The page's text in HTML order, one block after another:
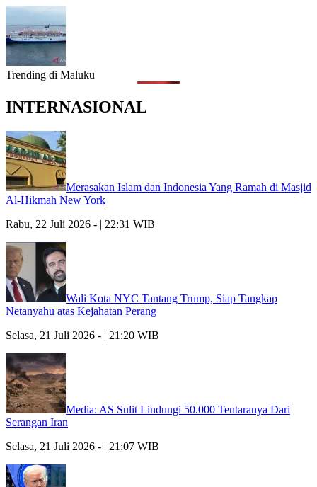
Trending di Maluku
INTERNASIONAL
Merasakan Islam dan Indonesia Yang Ramah di Masjid
Al-Hikmah New York
Rabu, 22 Juli 2026 - | 22:31 WIB
Wali Kota NYC Tantang Trump, Siap Tangkap
Netanyahu atas Kejahatan Perang
Selasa, 21 Juli 2026 - | 21:20 WIB
Media: AS Sulit Lindungi 50.000 Tentaranya Dari
Serangan Iran
Selasa, 21 Juli 2026 - | 21:07 WIB